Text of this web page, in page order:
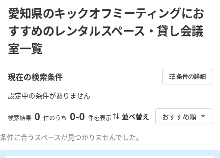
愛知県のキックオフミーティングにお
すすめのレンタルスペース・貸し会議
室一覧
現在の検索条件 条件の詳細
設定中の条件がありません
検索結果 0 件のうち 0-0 件を表示 並べ替え おすすめ順
条件に合うスペースが見つかりませんでした。